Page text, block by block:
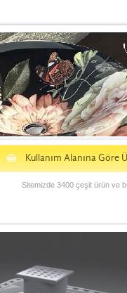
Kullanım Alanına Göre
S
Sitemizde 3400 çeşit ürün ve